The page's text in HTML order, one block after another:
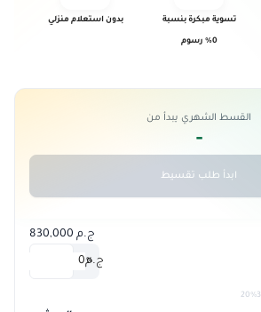
تسوية مبكرة بنسبة
0% رسوم
بدون استعلام منزلي
القسط الشهري يبدأ من
-
ابدأ طلب تقسيط
ج.م 830,000
0%
ج.م
20%